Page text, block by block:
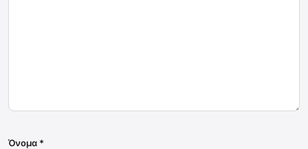
Όνομα *